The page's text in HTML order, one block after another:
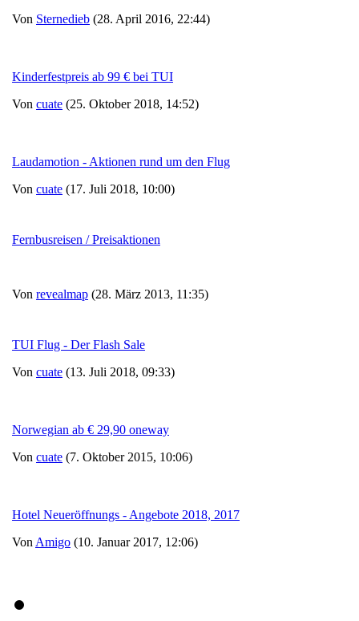
Von Sternedieb (28. April 2016, 22:44)
Kinderfestpreis ab 99 € bei TUI
Von cuate (25. Oktober 2018, 14:52)
Laudamotion - Aktionen rund um den Flug
Von cuate (17. Juli 2018, 10:00)
Fernbusreisen / Preisaktionen
Von revealmap (28. März 2013, 11:35)
TUI Flug - Der Flash Sale
Von cuate (13. Juli 2018, 09:33)
Norwegian ab € 29,90 oneway
Von cuate (7. Oktober 2015, 10:06)
Hotel Neueröffnungs - Angebote 2018, 2017
Von Amigo (10. Januar 2017, 12:06)